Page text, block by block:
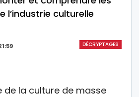
l’industrie culturelle
DÉCRYPTAGES